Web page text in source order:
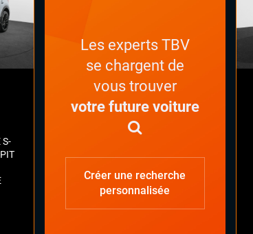
S-
Les experts TBV
se chargent de
vous trouver
votre future voiture
Créer une recherche
personnalisée